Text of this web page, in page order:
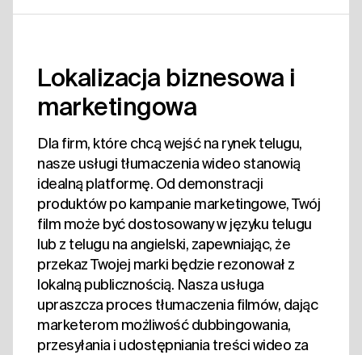
Lokalizacja biznesowa i
marketingowa
Dla firm, które chcą wejść na rynek telugu,
nasze usługi tłumaczenia wideo stanowią
idealną platformę. Od demonstracji
produktów po kampanie marketingowe, Twój
film może być dostosowany w języku telugu
lub z telugu na angielski, zapewniając, że
przekaz Twojej marki będzie rezonował z
lokalną publicznością. Nasza usługa
upraszcza proces tłumaczenia filmów, dając
marketerom możliwość dubbingowania,
przesyłania i udostępniania treści wideo za